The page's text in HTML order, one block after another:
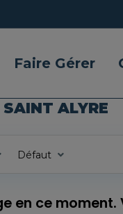
Faire Gérer
ALYRE
Défaut
en ce